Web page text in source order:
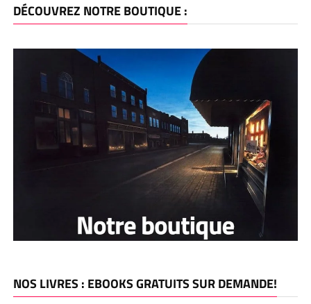
DÉCOUVREZ NOTRE BOUTIQUE :
NOS LIVRES : EBOOKS GRATUITS SUR DEMANDE!